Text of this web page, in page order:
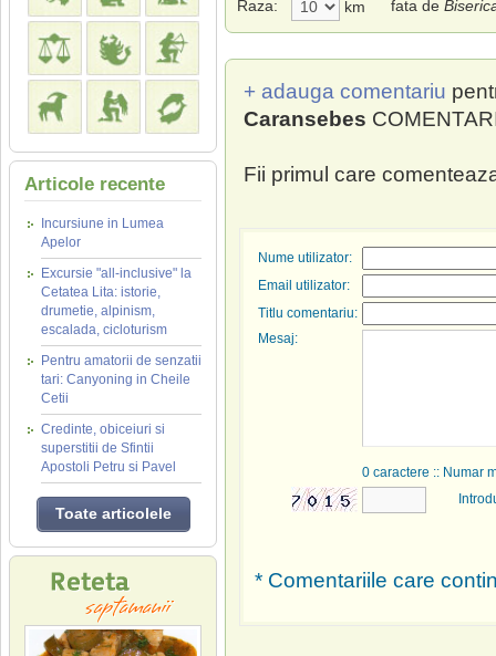
Articole recente
Incursiune in Lumea
Apelor
Excursie "all-inclusive" la
Cetatea Lita: istorie,
drumetie, alpinism,
escalada, cicloturism
Pentru amatorii de senzatii
tari: Canyoning in Cheile
Cetii
Credinte, obiceiuri si
superstitii de Sfintii
Apostoli Petru si Pavel
Toate articolele
Raza: km fata de
+ adauga comentariu
Caransebes
Fii primul care
Nume utilizator:
Email utilizator:
Titlu comentariu:
Mesaj:
0 caractere :: Numar
* Comentariile care